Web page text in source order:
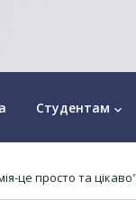
Студентам keyboard_arrow_down
це просто та